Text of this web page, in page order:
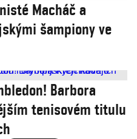
Macháč a
šampiony ve
Barbora
tenisovém titulu